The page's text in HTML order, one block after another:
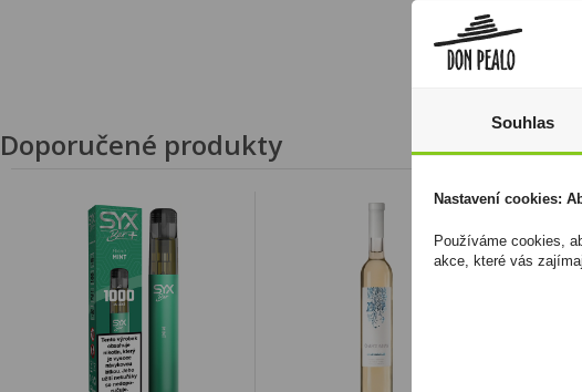
I
Doporučené produkty
Souhlas
Nastavení cookies:
Používáme cookies,
akce, které vás